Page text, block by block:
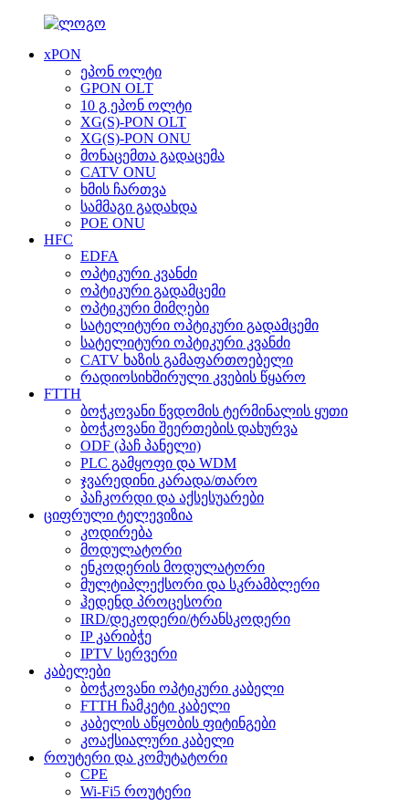
xPON
ეპონ ოლტი
GPON OLT
10 გ ეპონ ოლტი
XG(S)-PON OLT
XG(S)-PON ONU
მონაცემთა გადაცემა
CATV ONU
ხმის ჩართვა
სამმაგი გადახდა
POE ONU
HFC
EDFA
ოპტიკური კვანძი
ოპტიკური გადამცემი
ოპტიკური მიმღები
სატელიტური ოპტიკური გადამცემი
სატელიტური ოპტიკური კვანძი
CATV ხაზის გამაფართოებელი
რადიოსიხშირული კვების წყარო
FTTH
ბოჭკოვანი წვდომის ტერმინალის ყუთი
ბოჭკოვანი შეერთების დახურვა
ODF (პაჩ პანელი)
PLC გამყოფი და WDM
ჯვარედინი კარადა/თარო
პაჩკორდი და აქსესუარები
ციფრული ტელევიზია
კოდირება
მოდულატორი
ენკოდერის მოდულატორი
მულტიპლექსორი და სკრამბლერი
ჰედენდ პროცესორი
IRD/დეკოდერი/ტრანსკოდერი
IP კარიბჭე
IPTV სერვერი
კაბელები
ბოჭკოვანი ოპტიკური კაბელი
FTTH ჩამკეტი კაბელი
კაბელის აწყობის ფიტინგები
კოაქსიალური კაბელი
როუტერი და კომუტატორი
CPE
Wi-Fi5 როუტერი